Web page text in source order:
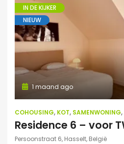
IN DE KIJKER
NIEUW
1 maand ago
COHOUSING, KOT, SAMENWONING,
Persoonstraat 6, Hasselt, België